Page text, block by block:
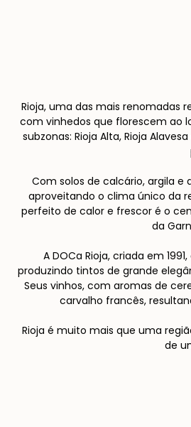
Rioja, uma das mais renomadas
com vinhedos que florescem ao
subzonas: Rioja Alta, Rioja
Com solos de calcário, argila
aproveitando o clima único da
perfeito de calor e frescor é o
da
A DOCa Rioja, criada em
produzindo tintos de grande
Seus vinhos, com aromas de
carvalho francês,
Rioja é muito mais que uma
de